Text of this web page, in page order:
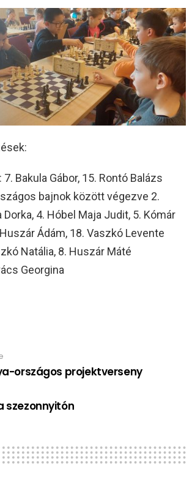
Bakula Gábor, 15. Rontó Balázs
bajnok között végezve 2.
Dorka, 4. Hóbel Maja Judit, 5. Kómár
Ádám, 18. Vaszkó Levente
Natália, 8. Huszár Máté
Georgina
országos projektverseny
szezonnyitón